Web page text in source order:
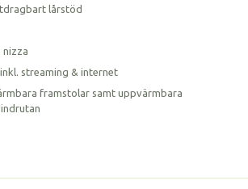
lårstöd
nizza
streaming & internet
framstolar samt uppvärmbara